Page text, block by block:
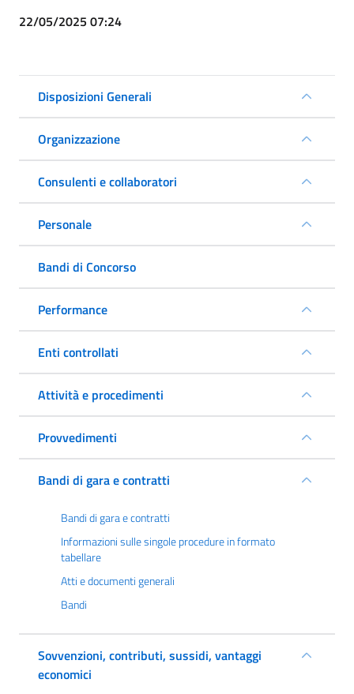
22/05/2025 07:24
Disposizioni Generali
Organizzazione
Consulenti e collaboratori
Personale
Bandi di Concorso
Performance
Enti controllati
Attività e procedimenti
Provvedimenti
Bandi di gara e contratti
Bandi di gara e contratti
Informazioni sulle singole procedure in formato
tabellare
Atti e documenti generali
Bandi
Sovvenzioni, contributi, sussidi, vantaggi
economici